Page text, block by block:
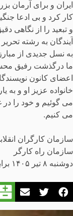
ایران و برای آرمان
کار کرد و بی ادعا
و تبعید را از نگاهی
آیندگان به رشته
به نسل جدیدی از
ما درگذشت رفیق
اعضای کانون
خانواده عزیز او و
می گوئیم و خود را در
می کنیم.
سازمان کارگران
سازمان راه کارگر
دوشنبه ۸ تير ۱۴۰۵ برابر با ۲۹ ژوئن ۲۰۲۶